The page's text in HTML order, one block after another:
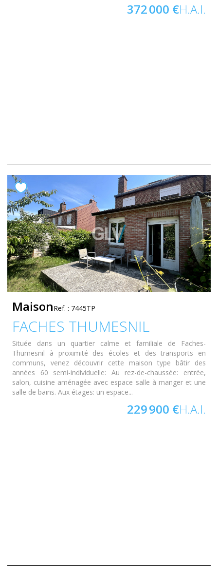
372 000 €H.A.I.
MaisonRef. : 7445TP
FACHES THUMESNIL
Située dans un quartier calme et familiale de Faches-
Thumesnil à proximité des écoles et des transports en
communs, venez découvrir cette maison type bâtir des
années 60 semi-individuelle: Au rez-de-chaussée: entrée,
salon, cuisine aménagée avec espace salle à manger et une
salle de bains. Aux étages: un espace...
229 900 €H.A.I.